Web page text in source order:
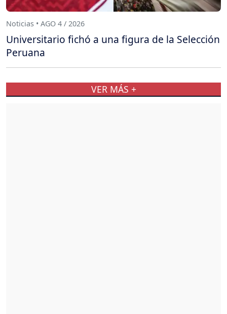
Noticias • AGO 4 / 2026
Universitario fichó a una figura de la Selección
Peruana
VER MÁS +